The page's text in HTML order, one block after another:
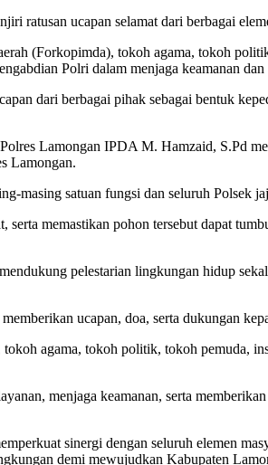
ratusan ucapan selamat dari berbagai
(Forkopimda), tokoh agama, tokoh
Polri dalam menjaga keamanan
dari berbagai pihak sebagai bentuk
Lamongan IPDA M. Hamzaid, S.Pd
Lamongan.
masing satuan fungsi dan seluruh Polsek
memastikan pohon tersebut dapat
pelestarian lingkungan hidup
ucapan, doa, serta dukungan
agama, tokoh politik, tokoh pemuda,
menjaga keamanan, serta
sinergi dengan seluruh elemen
demi mewujudkan Kabupaten